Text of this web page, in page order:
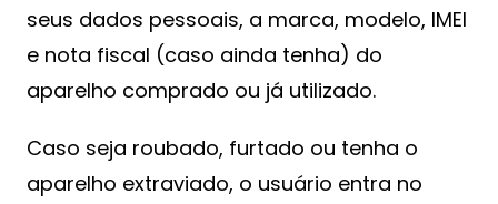
seus dados pessoais, a marca, modelo, IMEI
e nota fiscal (caso ainda tenha) do
aparelho comprado ou já utilizado.
Caso seja roubado, furtado ou tenha o
aparelho extraviado, o usuário entra no